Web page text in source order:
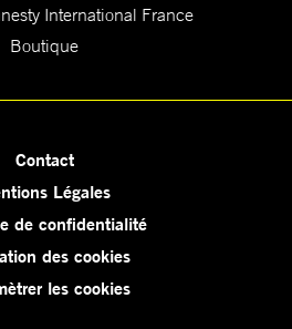
International France
Boutique
Contact
Légales
de confidentialité
des cookies
les cookies